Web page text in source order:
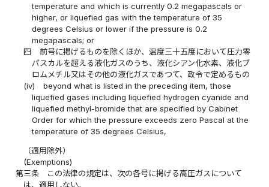
temperature and which is currently 0.2 megapascals or
higher, or liquefied gas with the temperature of 35
degrees Celsius or lower if the pressure is 0.2
megapascals; or
四
前号に掲げるものを除くほか、温度三十五度において圧力零
パスカルを超える液化ガスのうち、液化シアン化水素、液化ブ
ロムメチル又はその他の液化ガスであつて、政令で定めるもの
(iv)
beyond what is listed in the preceding item, those
liquefied gases including liquefied hydrogen cyanide and
liquefied methyl-bromide that are specified by Cabinet
Order for which the pressure exceeds zero Pascal at the
temperature of 35 degrees Celsius,
（適用除外）
(Exemptions)
第三条
この法律の規定は、次の各号に掲げる高圧ガスについて
は、適用しない。